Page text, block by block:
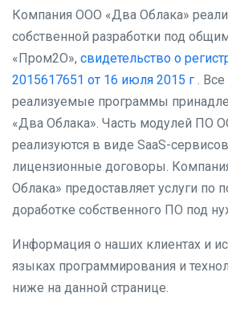
Компания ООО «Два Облака»
собственной разработки под
«Пром2О», свидетельство о
2015617651 от 16 июля 2015 г
.
реализуемые программы
«Два Облака». Часть модулей ПО
реализуются в виде SaaS-
лицензионные договоры.
Облака» предоставляет услуги по
доработке собственного ПО под
Информация о наших клиентах и
языках программирования и
ниже на данной странице.